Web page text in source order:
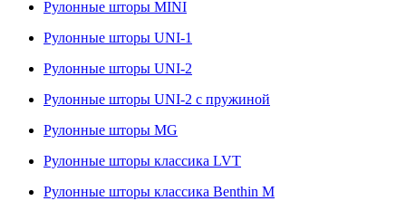
Рулонные шторы MINI
Рулонные шторы UNI-1
Рулонные шторы UNI-2
Рулонные шторы UNI-2 с пружиной
Рулонные шторы MG
Рулонные шторы классика LVT
Рулонные шторы классика Benthin M